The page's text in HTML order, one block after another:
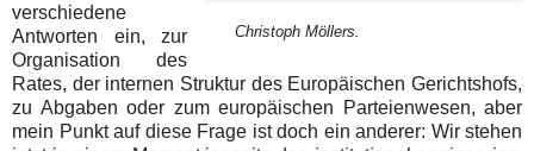
Christoph Möllers.
verschiedene
Antworten ein, zur
Organisation des
Rates, der internen Struktur des Europäischen Gerichtshofs,
zu Abgaben oder zum europäischen Parteienwesen, aber
mein Punkt auf diese Frage ist doch ein anderer: Wir stehen